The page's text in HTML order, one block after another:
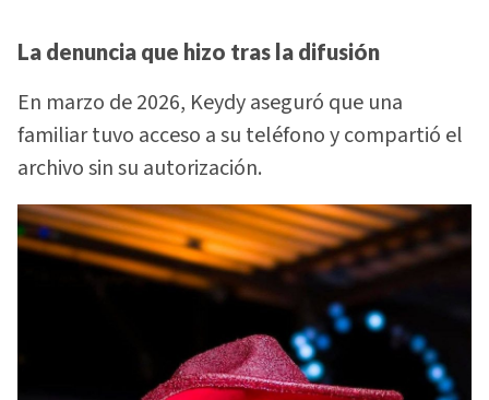
La denuncia que hizo tras la difusión
En marzo de 2026, Keydy aseguró que una
familiar tuvo acceso a su teléfono y compartió el
archivo sin su autorización.